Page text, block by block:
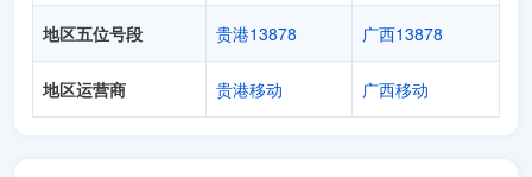
地区五位号段 贵港13878 广西13878
地区运营商 贵港移动 广西移动